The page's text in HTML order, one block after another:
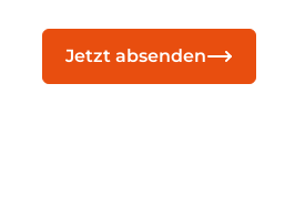
Jetzt absenden